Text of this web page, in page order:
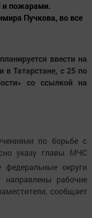
и пожарами.
Пучкова, во все
ввести на
в Татарстане, с 25 по
со ссылкой на
по борьбе с
указу главы МЧС
округи
рабочие
сообщает